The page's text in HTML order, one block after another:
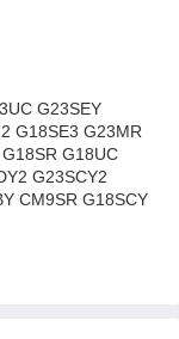
G23SEY
G18SE3 G23MR
G18UC
G23SCY2
CM9SR G18SCY